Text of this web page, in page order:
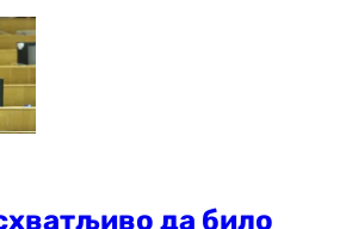
да било